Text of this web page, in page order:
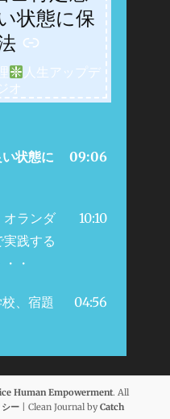
状態に保
人生アップデ
オ
状態に
09:06
ランダ
践する
・
10:10
、宿題
04:56
Human Empowerment. All
ー| Clean Journal byCatch